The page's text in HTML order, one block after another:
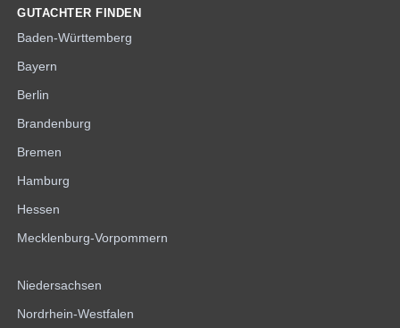
GUTACHTER FINDEN
Baden-Württemberg
Bayern
Berlin
Brandenburg
Bremen
Hamburg
Hessen
Mecklenburg-Vorpommern
Niedersachsen
Nordrhein-Westfalen